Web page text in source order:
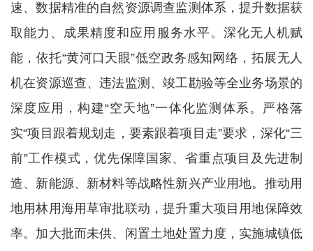
速、数据精准的自然资源调查监测体系，提升数据获
取能力、成果精度和应用服务水平。深化无人机赋
能，依托“黄河口天眼”低空政务感知网络，拓展无人
机在资源巡查、违法监测、竣工勘验等全业务场景的
深度应用，构建“空天地”一体化监测体系。严格落
实“项目跟着规划走，要素跟着项目走”要求，深化“三
前”工作模式，优先保障国家、省重点项目及先进制
造、新能源、新材料等战略性新兴产业用地。推动用
地用林用海用草审批联动，提升重大项目用地保障效
率。加大批而未供、闲置土地处置力度，实施城镇低